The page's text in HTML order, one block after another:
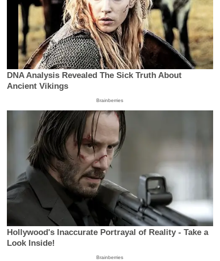
DNA Analysis Revealed The Sick Truth About
Ancient Vikings
Brainberries
Hollywood's Inaccurate Portrayal of Reality - Take a
Look Inside!
Brainberries